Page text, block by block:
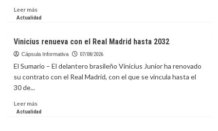
se
la
absoluta
Leer másLeer
más
de
la
NASA
caminata
paneles
Actualidad
Vinicius renueva con el Real Madrid hasta 2032
Cápsula Informativa 07/08/2026
El Sumario – El delantero brasileño Vinicius Junior ha renovado
su contrato con el Real Madrid, con el que se vincula hasta el
30 de...
Leer másLeer
más
Actualidad